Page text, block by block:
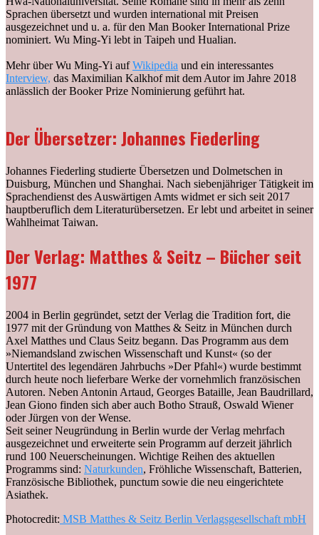
Sprachen übersetzt und wurden international mit Preisen
ausgezeichnet und u. a. für den Man Booker International Prize
nominiert. Wu Ming-Yi lebt in Taipeh und Hualian.
Mehr über Wu Ming-Yi aufWikipedia und ein interessantes
Interview, das Maximilian Kalkhof mit dem Autor im Jahre 2018
anlässlich der Booker Prize Nominierung geführt hat.
Der Übersetzer: Johannes Fiederling
Johannes Fiederling studierte Übersetzen und Dolmetschen in
Duisburg, München und Shanghai. Nach siebenjähriger Tätigkeit im
Sprachendienst des Auswärtigen Amts widmet er sich seit 2017
hauptberuflich dem Literaturübersetzen. Er lebt und arbeitet in seiner
Wahlheimat Taiwan.
Der Verlag: Matthes & Seitz – Bücher seit
1977
2004 in Berlin gegründet, setzt der Verlag die Tradition fort, die
1977 mit der Gründung von Matthes & Seitz in München durch
Axel Matthes und Claus Seitz begann. Das Programm aus dem
»Niemandsland zwischen Wissenschaft und Kunst« (so der
Untertitel des legendären Jahrbuchs »Der Pfahl«) wurde bestimmt
durch heute noch lieferbare Werke der vornehmlich französischen
Autoren. Neben Antonin Artaud, Georges Bataille, Jean Baudrillard,
Jean Giono finden sich aber auch Botho Strauß, Oswald Wiener
oder Jürgen von der Wense.
Seit seiner Neugründung in Berlin wurde der Verlag mehrfach
ausgezeichnet und erweiterte sein Programm auf derzeit jährlich
rund 100 Neuerscheinungen. Wichtige Reihen des aktuellen
Programms sind: Naturkunden, Fröhliche Wissenschaft, Batterien,
Französische Bibliothek, punctum sowie die neu eingerichtete
Asiathek.
Photocredit: MSB Matthes & Seitz Berlin Verlagsgesellschaft mbH